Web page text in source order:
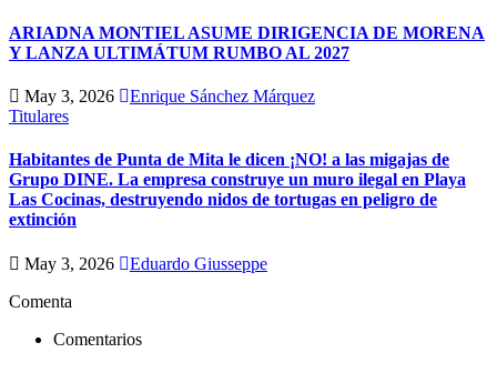
ARIADNA MONTIEL ASUME DIRIGENCIA DE MORENA
Y LANZA ULTIMÁTUM RUMBO AL 2027
May 3, 2026
Enrique Sánchez Márquez
Titulares
Habitantes de Punta de Mita le dicen ¡NO! a las migajas de
Grupo DINE. La empresa construye un muro ilegal en Playa
Las Cocinas, destruyendo nidos de tortugas en peligro de
extinción
May 3, 2026
Eduardo Giusseppe
Comenta
Comentarios